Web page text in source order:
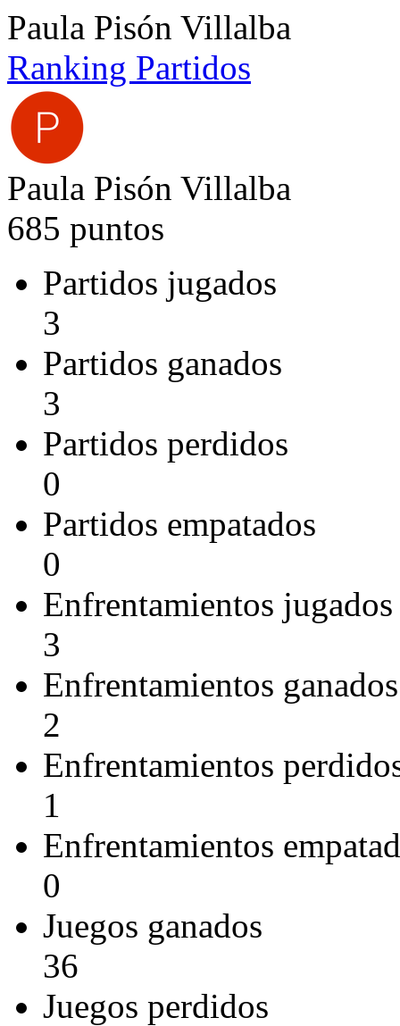
Paula Pisón Villalba
Ranking Partidos
Paula Pisón Villalba
685 puntos
Partidos jugados
3
Partidos ganados
3
Partidos perdidos
0
Partidos empatados
0
Enfrentamientos jugados
3
Enfrentamientos ganados
2
Enfrentamientos
1
Enfrentamientos
0
Juegos ganados
36
Juegos perdidos